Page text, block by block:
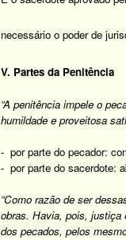
necessário o poder de
V. Partes da Penitência
“A penitência impele o
humildade e proveitosa
- por parte do pecador:
- por parte do sacerdote:
“Como razão de ser
obras. Havia, pois, justiça
dos pecados, pelos